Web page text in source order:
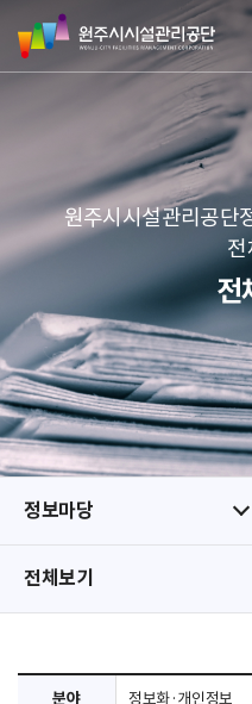
네
본문
메뉴
원
주
시
리
공
단
원주시시설관리공단
전
전
정보마당
전체보기
분야 정보화·개인정보